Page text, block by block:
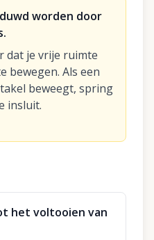
worden door
dat je vrije ruimte
bewegen. Als een
beweegt, spring
insluit.
het voltooien van